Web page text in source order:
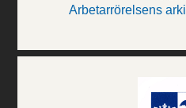
Arbetarrörelsens